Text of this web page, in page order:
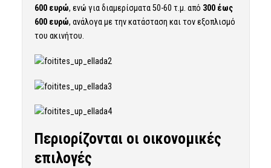
600 ευρώ, ενώ για διαμερίσματα 50-60 τ.μ. από 300 έως
600 ευρώ, ανάλογα με την κατάσταση και τον εξοπλισμό
του ακινήτου.
Περιορίζονται οι οικονομικές
επιλογές